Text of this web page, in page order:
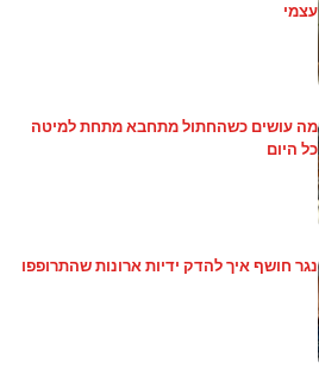
עצמי
מה עושים כשהחתול מתחבא מתחת למיטה
כל היום
נגר חושף איך להדק ידיות ארונות שהתרופפו